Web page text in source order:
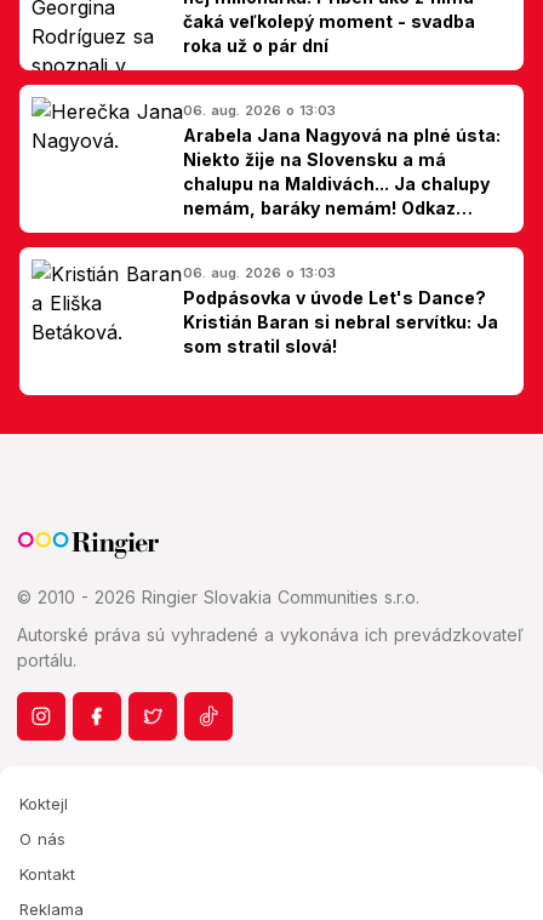
čaká veľkolepý moment - svadba
roka už o pár dní
06. aug. 2026 o 13:03
Arabela Jana Nagyová na plné ústa:
Niekto žije na Slovensku a má
chalupu na Maldivách... Ja chalupy
nemám, baráky nemám! Odkaz
Slovákom
06. aug. 2026 o 13:03
Podpásovka v úvode Let's Dance?
Kristián Baran si nebral servítku: Ja
som stratil slová!
© 2010 - 2026 Ringier Slovakia Communities s.r.o.
Autorské práva sú vyhradené a vykonáva ich prevádzkovateľ
portálu.
Koktejl
O nás
Kontakt
Reklama